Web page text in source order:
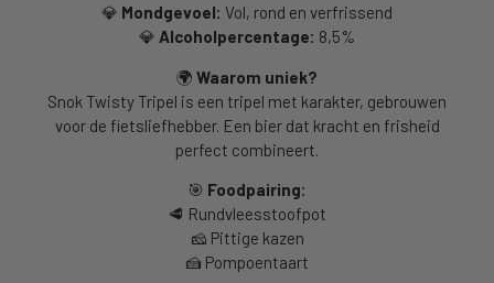
💎 Mondgevoel: Vol, rond en verfrissend
💎 Alcoholpercentage: 8,5%
🌍 Waarom uniek?
Snok Twisty Tripel is een tripel met karakter, gebrouwen
voor de fietsliefhebber. Een bier dat kracht en frisheid
perfect combineert.
🎯 Foodpairing:
🥩 Rundvleesstoofpot
🧀 Pittige kazen
🍰 Pompoentaart